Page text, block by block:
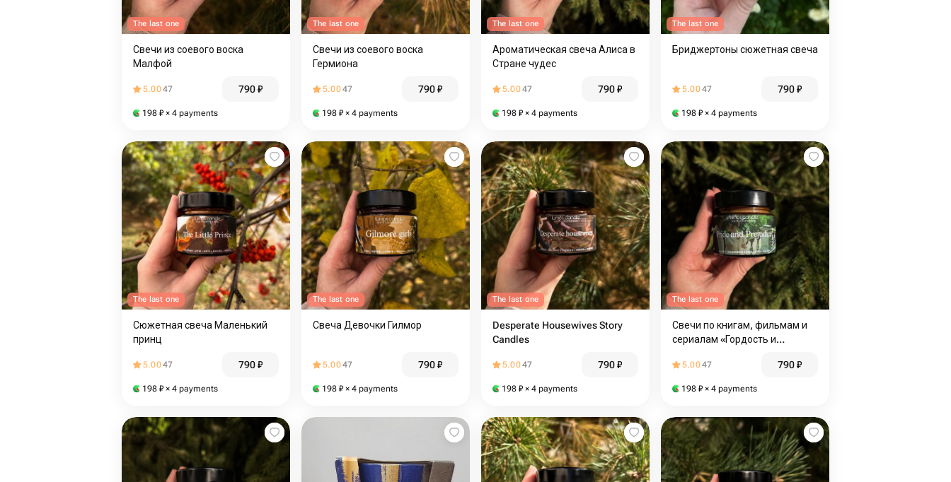
The last one
Свечи из соевого воска
Малфой
5.0047 790₽
198 ₽ × 4 payments
The last one
Свечи из соевого воска
Гермиона
5.0047 790₽
198 ₽ × 4 payments
The last one
Ароматическая свеча Алиса в
Стране чудес
5.0047 790₽
198 ₽ × 4 payments
The last one
Бриджертоны сюжетная свеча
5.0047 790₽
198 ₽ × 4 payments
The last one
Сюжетная свеча Маленький
принц
5.0047 790₽
198 ₽ × 4 payments
The last one
Свеча Девочки Гилмор
5.0047 790₽
198 ₽ × 4 payments
The last one
Desperate Housewives Story
Candles
5.0047 790₽
198 ₽ × 4 payments
The last one
Свечи по книгам, фильмам и
сериалам «Гордость и
5.0047 790₽
198 ₽ × 4 payments